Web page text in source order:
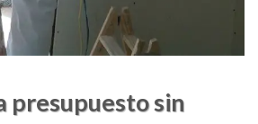
presupuesto sin